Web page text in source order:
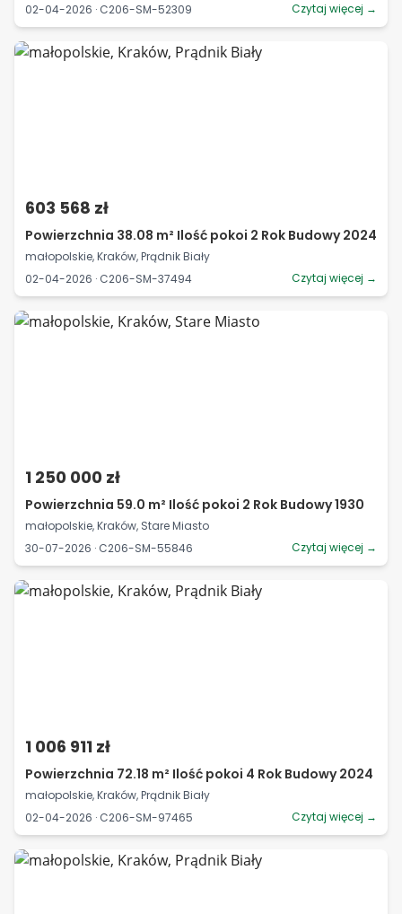
02-04-2026 · C206-SM-52309
Czytaj więcej →
603 568 zł
Powierzchnia 38.08 m² Ilość pokoi 2 Rok Budowy 2024
małopolskie, Kraków, Prądnik Biały
02-04-2026 · C206-SM-37494
Czytaj więcej →
1 250 000 zł
Powierzchnia 59.0 m² Ilość pokoi 2 Rok Budowy 1930
małopolskie, Kraków, Stare Miasto
30-07-2026 · C206-SM-55846
Czytaj więcej →
1 006 911 zł
Powierzchnia 72.18 m² Ilość pokoi 4 Rok Budowy 2024
małopolskie, Kraków, Prądnik Biały
02-04-2026 · C206-SM-97465
Czytaj więcej →